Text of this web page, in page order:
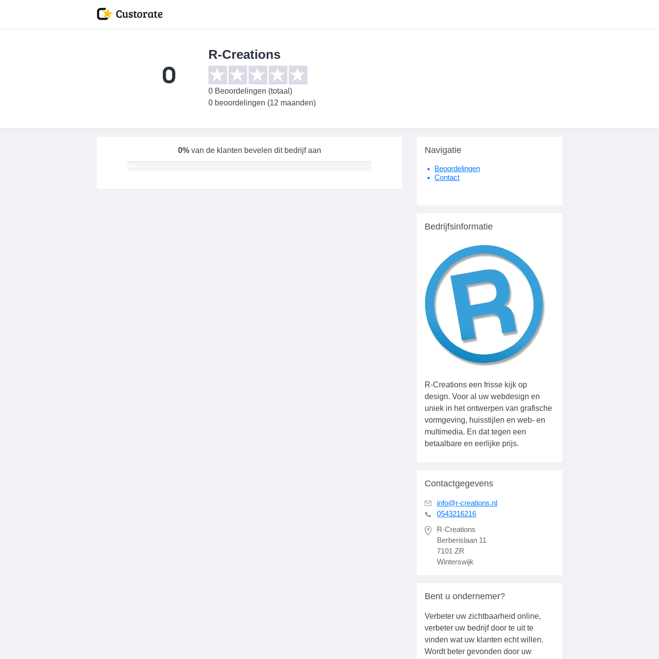
0
R-Creations
0Beoordelingen (totaal)
0 beoordelingen (12 maanden)
0%van de klanten bevelen dit bedrijf aan Navigatie
Beoordelingen
Contact
Bedrijfsinformatie
R-Creations een frisse kijk op
design. Voor al uw webdesign en
uniek in het ontwerpen van grafische
vormgeving, huisstijlen en web- en
multimedia. En dat tegen een
betaalbare en eerlijke prijs.
Contactgegevens
info@r-creations.nl
0543216216
R-Creations
Berberislaan 11
7101 ZR
Winterswijk
Bent u ondernemer?
Verbeter uw zichtbaarheid online,
verbeter uw bedrijf door te uit te
vinden wat uw klanten echt willen.
Wordt beter gevonden door uw